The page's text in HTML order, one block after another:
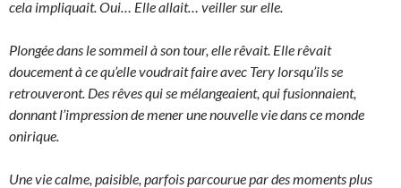
cela impliquait. Oui… Elle allait… veiller sur elle.
Plongée dans le sommeil à son tour, elle rêvait. Elle rêvait
doucement à ce qu’elle voudrait faire avec Tery lorsqu’ils se
retrouveront. Des rêves qui se mélangeaient, qui fusionnaient,
donnant l’impression de mener une nouvelle vie dans ce monde
onirique.
Une vie calme, paisible, parfois parcourue par des moments plus